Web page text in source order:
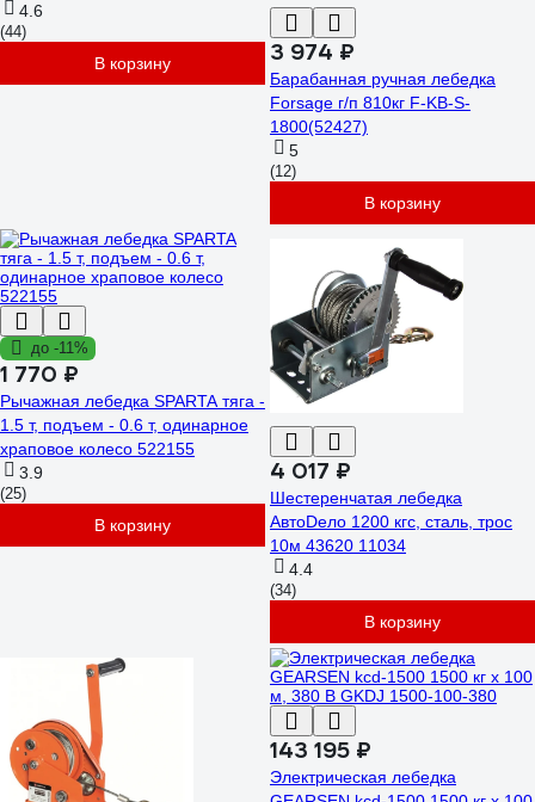
4.6
(44)
В корзину 3 974 ₽
Барабанная ручная лебедка
Forsage г/п 810кг F-KB-S-
1800(52427)
5
(12)
В корзину
до -11%
1 770 ₽
Рычажная лебедка SPARTA тяга -
1.5 т, подъем - 0.6 т, одинарное
храповое колесо 522155
3.9
(25)
В корзину
4 017 ₽
Шестеренчатая лебедка
АвтоDело 1200 кгс, сталь, трос
10м 43620 11034
4.4
(34)
В корзину
143 195 ₽
Электрическая лебедка